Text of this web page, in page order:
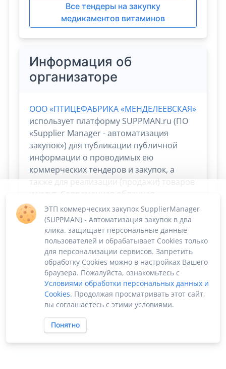
Все тендеры на закупку
медикаментов витаминов
Информация об
организаторе
ООО «ПТИЦЕФАБРИКА «МЕНДЕЛЕЕВСКАЯ»
использует платформу SUPPMAN.ru (ПО
«Supplier Manager - автоматизация
закупок») для публикации публичной
информации о проводимых ею
коммерческих тендеров и закупок, а
также для реализации (продажи) товаров
и услуг. Современная облачная
платформа Supplier Manager дает
возможностьсосредоточиться на
скорости и эффективности сбыта и
снабжения. Остальные процессы берёт
на себя!
ЭТП коммерческих закупок SupplierManager
(SUPPMAN) - Автоматизация закупок в два
клика. защищает персональные данные
пользователей и обрабатывает Cookies только
для персонализации сервисов. Запретить
обработку Cookies можно в настройках Вашего
браузера. Пожалуйста, ознакомьтесь с
Условиями обработки персональных данных и
Cookies. Продолжая просматривать этот сайт,
вы соглашаетесь с этими условиями.
Понятно